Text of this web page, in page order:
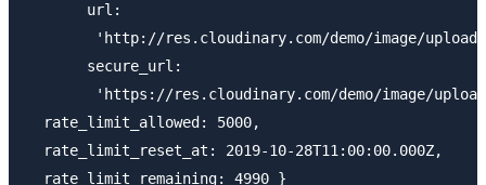
       url:
'http://res.cloudinary.com/demo/image/
       secure_url:
'https://res.cloudinary.com/demo/image/
  rate_limit_allowed: 5000,
  rate_limit_reset_at: 2019-10-28T11:00:00.000Z,